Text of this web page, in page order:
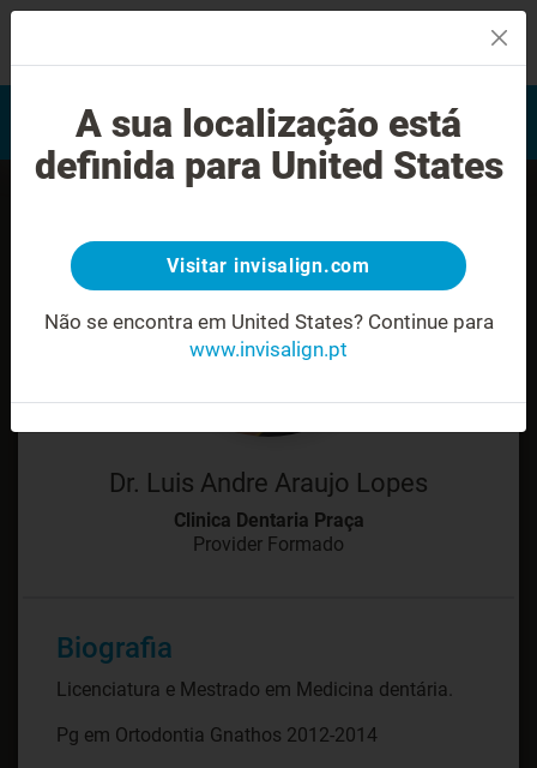
Avaliação do sorriso
Encontrar um Invisalign
provider
Dr. Luis Andre Araujo Lopes
Clinica Dentaria Praça
Provider Formado
Biografia
Licenciatura e Mestrado em Medicina dentária.
Pg em Ortodontia Gnathos 2012-2014
A sua localização está
definida para United States
Visitar invisalign.com
Não se encontra em United States? Continue para
www.invisalign.pt